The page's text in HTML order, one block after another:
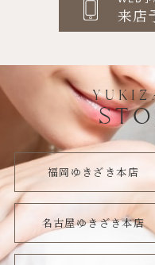
来店
福岡ゆきざき本店
名古屋ゆきざき本店